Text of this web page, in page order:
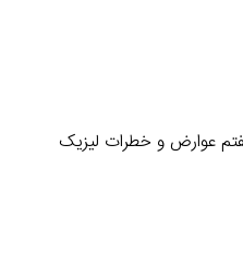
عوارض و خطرات لیزیک